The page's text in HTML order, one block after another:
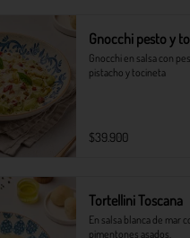
Gnocchi pesto y
Gnocchi en salsa con
pistacho y tocineta
$39.900
Tortellini Toscana
En salsa blanca de mar
pimentones asados.